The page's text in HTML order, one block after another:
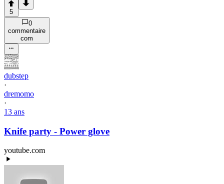
5
0
commentaire
com
dubstep
·
dremomo
·
13 ans
Knife party - Power glove
youtube.com